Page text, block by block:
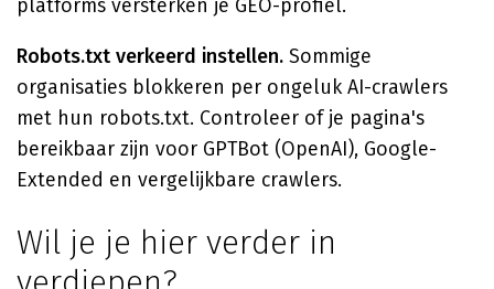
platforms versterken je GEO-profiel.
Robots.txt verkeerd instellen. Sommige
organisaties blokkeren per ongeluk AI-crawlers
met hun robots.txt. Controleer of je pagina's
bereikbaar zijn voor GPTBot (OpenAI), Google-
Extended en vergelijkbare crawlers.
Wil je je hier verder in